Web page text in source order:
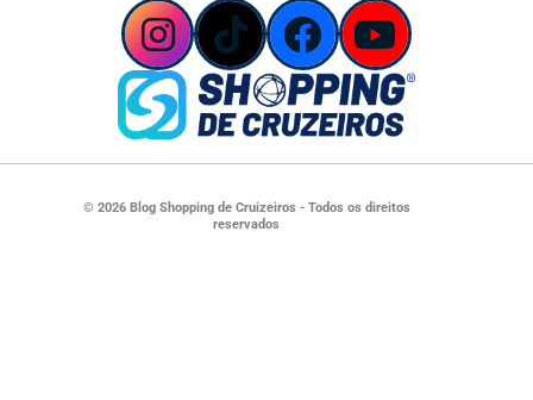
© 2026 Blog Shopping de Cruizeiros - Todos os direitos
reservados